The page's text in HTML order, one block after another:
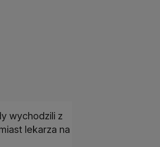
wychodzili z
lekarza na